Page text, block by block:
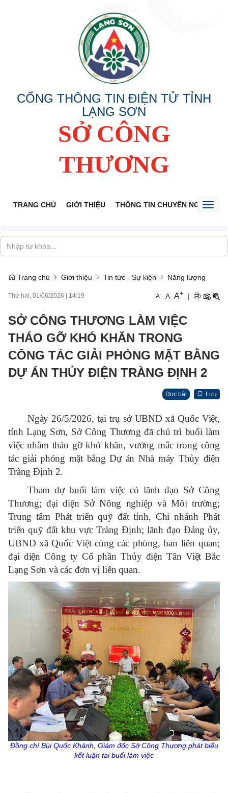
CỔNG THÔNG TIN ĐIỆN TỬ TỈNH
LẠNG SƠN
SỞ CÔNG
THƯƠNG
TRANG CHỦ GIỚI THIỆU THÔNG TIN CHUYÊN NGÀNH
Trang chủ Giới thiệu Tin tức - Sự kiện Năng lượng
Thứ hai, 01/06/2026 14:19 A- A A+ |
SỞ CÔNG THƯƠNG LÀM VIỆC
THÁO GỠ KHÓ KHĂN TRONG
CÔNG TÁC GIẢI PHÓNG MẶT BẰNG
DỰ ÁN THỦY ĐIỆN TRÀNG ĐỊNH 2
Đọc bài Lưu
Ngày 26/5/2026, tại trụ sở UBND xã Quốc Việt,
tỉnh Lạng Sơn, Sở Công Thương đã chủ trì buổi làm
việc nhằm tháo gỡ khó khăn, vướng mắc trong công
tác giải phóng mặt bằng Dự án Nhà máy Thủy điện
Tràng Định 2.
Tham dự buổi làm việc có lãnh đạo Sở Công
Thương; đại diện Sở Nông nghiệp và Môi trường;
Trung tâm Phát triển quỹ đất tỉnh, Chi nhánh Phát
triển quỹ đất khu vực Tràng Định; lãnh đạo Đảng ủy,
UBND xã Quốc Việt cùng các phòng, ban liên quan;
đại diện Công ty Cổ phần Thủy điện Tân Việt Bắc
Lạng Sơn và các đơn vị liên quan.
Đồng chí Bùi Quốc Khánh, Giám đốc Sở Công Thương phát biểu
kết luận tai buổi làm việc